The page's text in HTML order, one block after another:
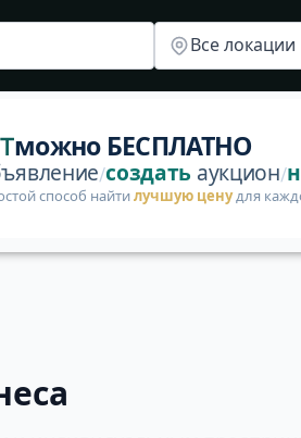
Все локации
можно БЕСПЛАТНО
/создать аукцион/
способ найтилучшую ценудля